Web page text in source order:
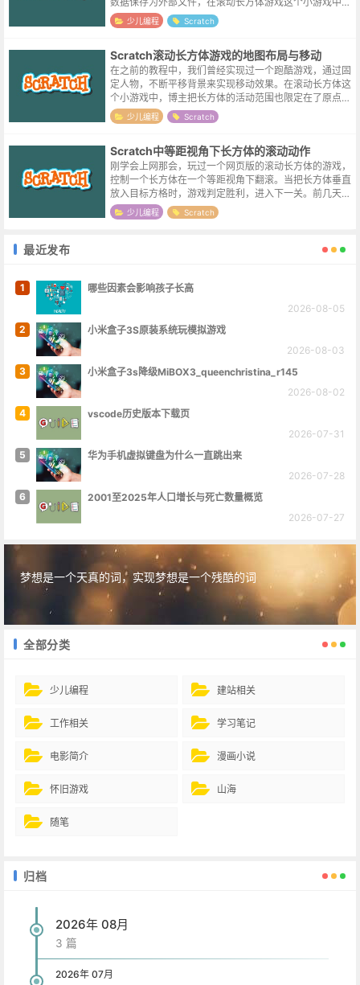
为了生成一些形状各异的地图，博主尝试了利用导入csv
这一方式来添加地图数...
少儿编程 Scratch
Scratch滚动长方体游戏的地图布局与移动
在之前的教程中，我们曾经实现过一个跑酷游戏，通过固
定人物，不断平移背景来实现移动效果。在滚动长方体这
个小游戏中，博主把长方体的活动范围也限定在了原点附
近，所以同样需要移动地图来衬托长方体的移动。一个长
方体，绕某根坐标轴旋转的时候，不出...
少儿编程 Scratch
Scratch中等距视角下长方体的滚动动作
刚学会上网那会，玩过一个网页版的滚动长方体的游戏，
控制一个长方体在一个等距视角下翻滚。当把长方体垂直
放入目标方格时，游戏判定胜利，进入下一关。前几天学
习了一下2.5d视角的坐标换算与图形变换，准备来实现一
个低配版本的滚动长方体游戏。实...
少儿编程 Scratch
最近发布
1
哪些因素会影响孩子长高
2026-08-05
2
小米盒子3S原装系统玩模拟游戏
2026-08-03
3
小米盒子3s降级MiBOX3_queenchristina_r145
2026-08-02
4
vscode历史版本下载页
2026-07-31
5
华为手机虚拟键盘为什么一直跳出来
2026-07-28
6
2001至2025年人口增长与死亡数量概览
2026-07-27
梦想是一个天真的词，实现梦想是一个残酷的词
全部分类
少儿编程 建站相关
工作相关 学习笔记
电影简介 漫画小说
怀旧游戏 山海
随笔
归档
2026年 08月
3 篇
2026年 07月